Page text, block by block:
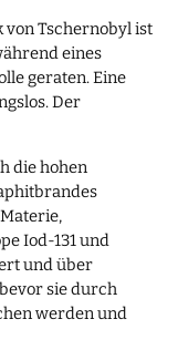
Tschernobyl ist
eines
geraten. Eine
Der
die hohen
Iod-131 und
und über
sie durch
werden und